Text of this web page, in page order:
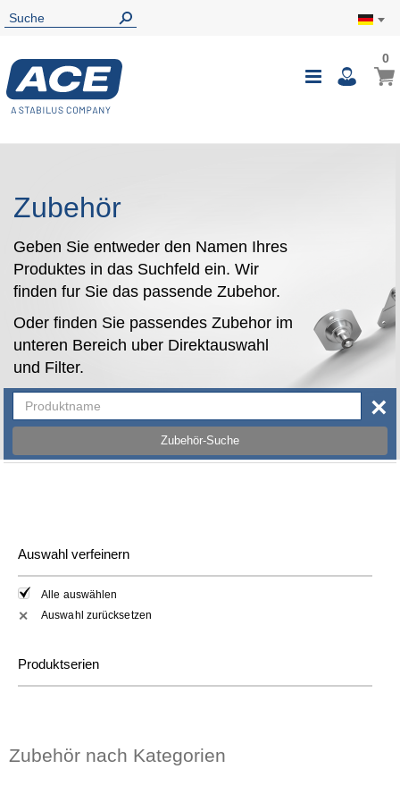
00
Zubehör
Geben Sie entweder den Namen Ihres
Produktes in das Suchfeld ein. Wir
finden fur Sie das passende Zubehor.
Oder finden Sie passendes Zubehor im
unteren Bereich uber Direktauswahl
und Filter.
Zubehör-Suche
×
Auswahl verfeinern
Alle auswählen
✕ Auswahl zurücksetzen
Produktserien
Zubehör nach Kategorien